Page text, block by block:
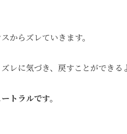
からズレていきます。
レに気づき、戻すことができる
トラルです。